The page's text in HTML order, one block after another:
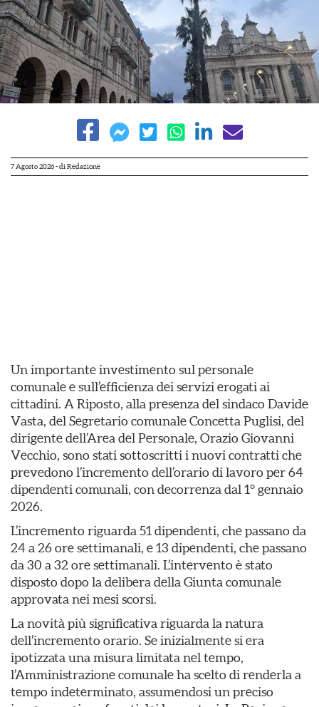
7 Agosto 2026- di Redazione
Un importante investimento sul personale
comunale e sull’efficienza dei servizi erogati ai
cittadini. A Riposto, alla presenza del sindaco Davide
Vasta, del Segretario comunale Concetta Puglisi, del
dirigente dell’Area del Personale, Orazio Giovanni
Vecchio, sono stati sottoscritti i nuovi contratti che
prevedono l’incremento dell’orario di lavoro per 64
dipendenti comunali, con decorrenza dal 1° gennaio
2026.
L’incremento riguarda 51 dipendenti, che passano da
24 a 26 ore settimanali, e 13 dipendenti, che passano
da 30 a 32 ore settimanali. L’intervento è stato
disposto dopo la delibera della Giunta comunale
approvata nei mesi scorsi.
La novità più significativa riguarda la natura
dell’incremento orario. Se inizialmente si era
ipotizzata una misura limitata nel tempo,
l’Amministrazione comunale ha scelto di renderla a
tempo indeterminato, assumendosi un preciso